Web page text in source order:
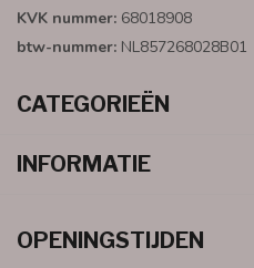
KVK nummer: 68018908
btw-nummer: NL857268028B01
CATEGORIEËN
INFORMATIE
OPENINGSTIJDEN